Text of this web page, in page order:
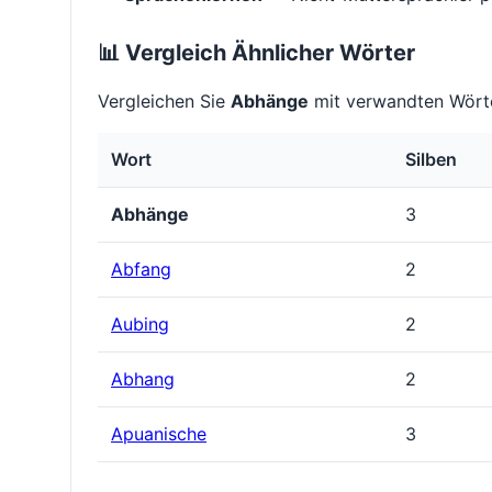
📊 Vergleich Ähnlicher Wörter
Vergleichen Sie Abhänge mit verwandten
Wort Silben
Abhänge 3
Abfang 2
Aubing 2
Abhang 2
Apuanische 3